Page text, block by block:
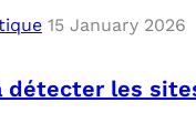
15 January 2026
détecter les